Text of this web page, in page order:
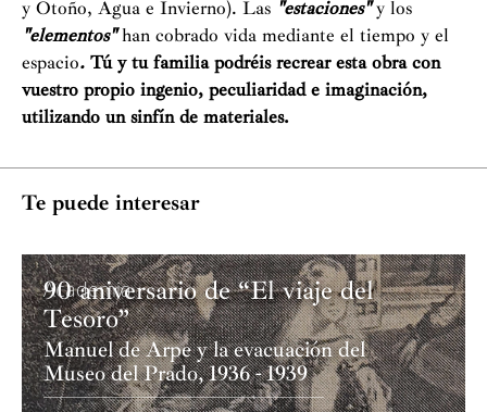
y Otoño, Agua e Invierno). Las "estaciones"y los
"elementos"han cobrado vida mediante el tiempo y el
espacio. Tú y tu familia podréis recrear esta obra con
vuestro propio ingenio, peculiaridad e imaginación,
utilizando un sinfín de materiales.
Te puede interesar
Academia
90 aniversario de “El viaje del
Tesoro”
Manuel de Arpe y la evacuación del
Museo del Prado, 1936 - 1939